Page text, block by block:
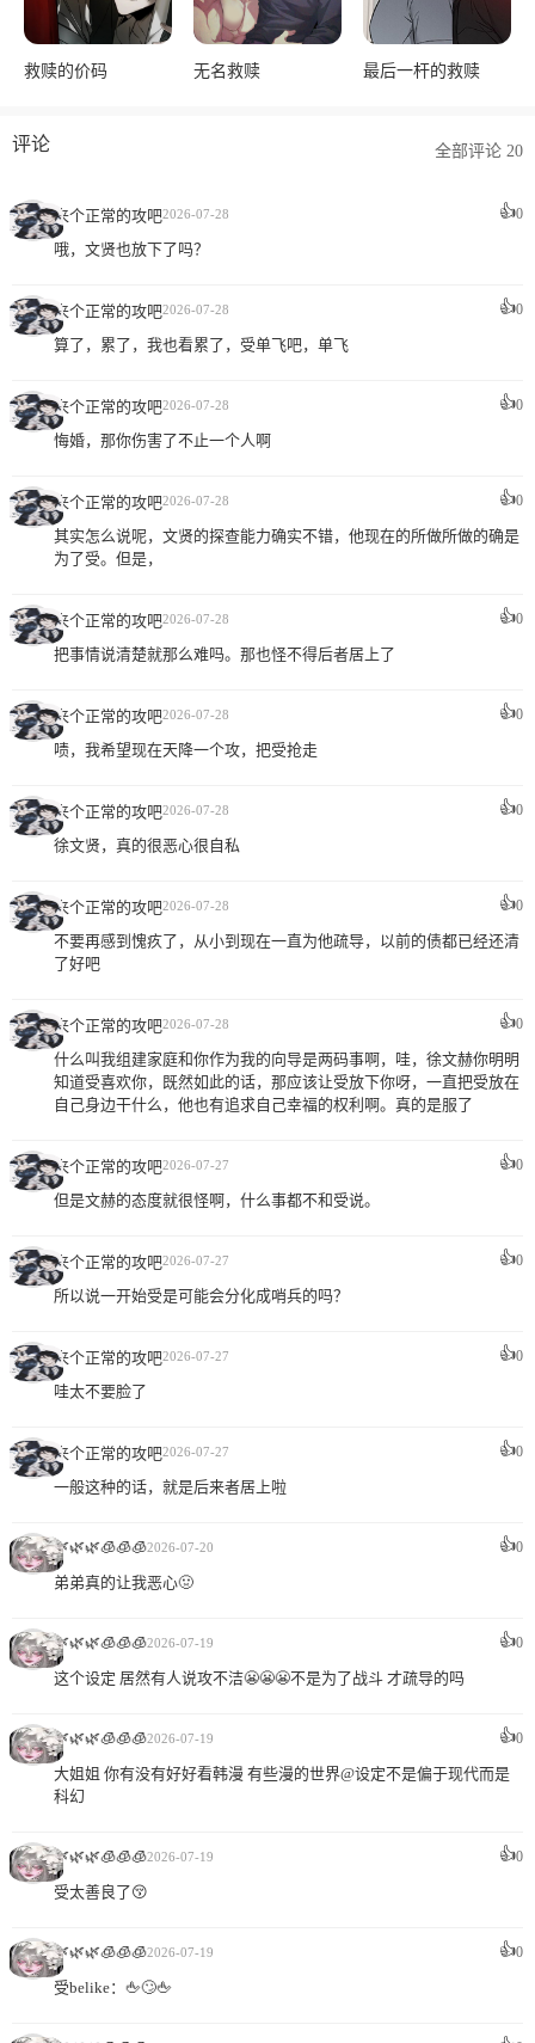
救赎的价码 无名救赎 最后一杆的救赎
评论 全部评论 20
来个正常的攻吧2026-07-28 👍0
哦，文贤也放下了吗？
来个正常的攻吧2026-07-28 👍0
算了，累了，我也看累了，受单飞吧，单飞
来个正常的攻吧2026-07-28 👍0
悔婚，那你伤害了不止一个人啊
来个正常的攻吧2026-07-28 👍0
其实怎么说呢，文贤的探查能力确实不错，他现在的所做所做的确是
为了受。但是，
来个正常的攻吧2026-07-28 👍0
把事情说清楚就那么难吗。那也怪不得后者居上了
来个正常的攻吧2026-07-28 👍0
啧，我希望现在天降一个攻，把受抢走
来个正常的攻吧2026-07-28 👍0
徐文贤，真的很恶心很自私
来个正常的攻吧2026-07-28 👍0
不要再感到愧疚了，从小到现在一直为他疏导，以前的债都已经还清
了好吧
来个正常的攻吧2026-07-28 👍0
什么叫我组建家庭和你作为我的向导是两码事啊，哇，徐文赫你明明
知道受喜欢你，既然如此的话，那应该让受放下你呀，一直把受放在
自己身边干什么，他也有追求自己幸福的权利啊。真的是服了
来个正常的攻吧2026-07-27 👍0
但是文赫的态度就很怪啊，什么事都不和受说。
来个正常的攻吧2026-07-27 👍0
所以说一开始受是可能会分化成哨兵的吗？
来个正常的攻吧2026-07-27 👍0
哇太不要脸了
来个正常的攻吧2026-07-27 👍0
一般这种的话，就是后来者居上啦
🌿🌿🌿🧊🧊🧊2026-07-20 👍0
弟弟真的让我恶心🤢
🌿🌿🌿🧊🧊🧊2026-07-19 👍0
这个设定 居然有人说攻不洁😬😬😬不是为了战斗 才疏导的吗
🌿🌿🌿🧊🧊🧊2026-07-19 👍0
大姐姐 你有没有好好看韩漫 有些漫的世界@设定不是偏于现代而是
科幻
🌿🌿🌿🧊🧊🧊2026-07-19 👍0
受太善良了😚
🌿🌿🌿🧊🧊🧊2026-07-19 👍0
受belike：🖕🙄🖕